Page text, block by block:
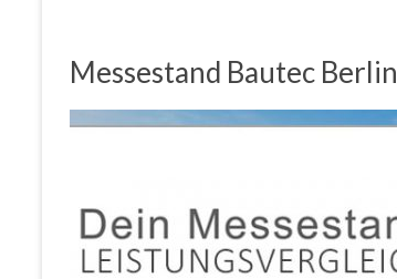
Messestand Bautec Berlin